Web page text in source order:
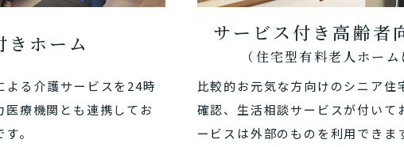
きホーム
よる介護サービスを24時
医療機関とも連携してお
。
サービス付き高齢者
（住宅型有料老人ホーム
比較的お元気な方向けのシニア住
確認、生活相談サービスが付いて
ービスは外部のものを利用できま